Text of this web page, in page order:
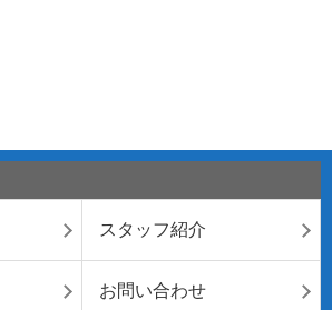
スタッフ紹介
お問い合わせ